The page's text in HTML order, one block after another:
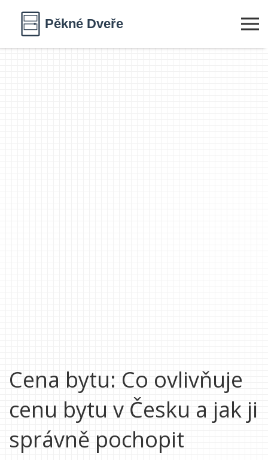
Cena bytu: Co ovlivňuje
cenu bytu v Česku a jak ji
správně pochopit